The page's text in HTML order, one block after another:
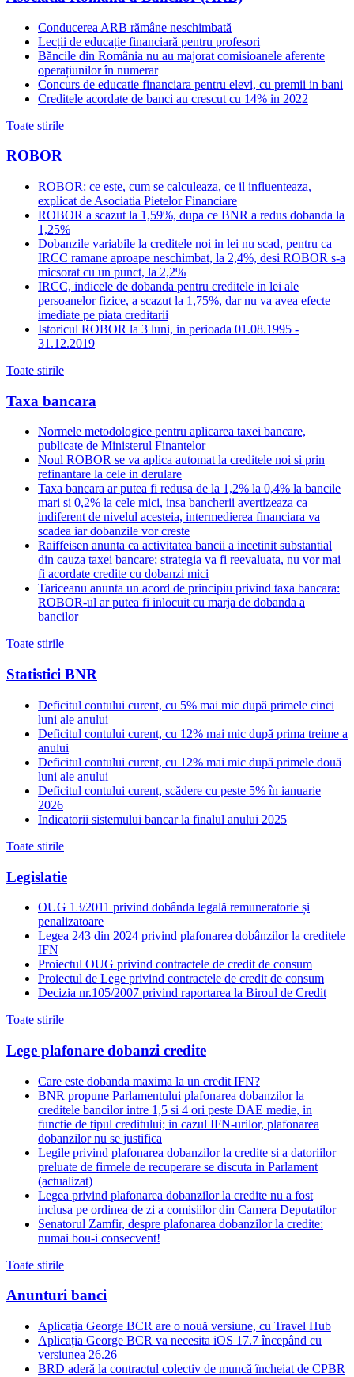
Conducerea ARB rămâne neschimbată
Lecții de educație financiară pentru profesori
Băncile din România nu au majorat comisioanele aferente
operațiunilor în numerar
Concurs de educatie financiara pentru elevi, cu premii in bani
Creditele acordate de banci au crescut cu 14% in 2022
Toate stirile
ROBOR
ROBOR: ce este, cum se calculeaza, ce il influenteaza,
explicat de Asociatia Pietelor Financiare
ROBOR a scazut la 1,59%, dupa ce BNR a redus dobanda la
1,25%
Dobanzile variabile la creditele noi in lei nu scad, pentru ca
IRCC ramane aproape neschimbat, la 2,4%, desi ROBOR s-a
micsorat cu un punct, la 2,2%
IRCC, indicele de dobanda pentru creditele in lei ale
persoanelor fizice, a scazut la 1,75%, dar nu va avea efecte
imediate pe piata creditarii
Istoricul ROBOR la 3 luni, in perioada 01.08.1995 -
31.12.2019
Toate stirile
Taxa bancara
Normele metodologice pentru aplicarea taxei bancare,
publicate de Ministerul Finantelor
Noul ROBOR se va aplica automat la creditele noi si prin
refinantare la cele in derulare
Taxa bancara ar putea fi redusa de la 1,2% la 0,4% la bancile
mari si 0,2% la cele mici, insa bancherii avertizeaza ca
indiferent de nivelul acesteia, intermedierea financiara va
scadea iar dobanzile vor creste
Raiffeisen anunta ca activitatea bancii a incetinit substantial
din cauza taxei bancare; strategia va fi reevaluata, nu vor mai
fi acordate credite cu dobanzi mici
Tariceanu anunta un acord de principiu privind taxa bancara:
ROBOR-ul ar putea fi inlocuit cu marja de dobanda a
bancilor
Toate stirile
Statistici BNR
Deficitul contului curent, cu 5% mai mic după primele cinci
luni ale anului
Deficitul contului curent, cu 12% mai mic după prima treime a
anului
Deficitul contului curent, cu 12% mai mic după primele două
luni ale anului
Deficitul contului curent, scădere cu peste 5% în ianuarie
2026
Indicatorii sistemului bancar la finalul anului 2025
Toate stirile
Legislatie
OUG 13/2011 privind dobânda legală remuneratorie și
penalizatoare
Legea 243 din 2024 privind plafonarea dobânzilor la creditele
IFN
Proiectul OUG privind contractele de credit de consum
Proiectul de Lege privind contractele de credit de consum
Decizia nr.105/2007 privind raportarea la Biroul de Credit
Toate stirile
Lege plafonare dobanzi credite
Care este dobanda maxima la un credit IFN?
BNR propune Parlamentului plafonarea dobanzilor la
creditele bancilor intre 1,5 si 4 ori peste DAE medie, in
functie de tipul creditului; in cazul IFN-urilor, plafonarea
dobanzilor nu se justifica
Legile privind plafonarea dobanzilor la credite si a datoriilor
preluate de firmele de recuperare se discuta in Parlament
(actualizat)
Legea privind plafonarea dobanzilor la credite nu a fost
inclusa pe ordinea de zi a comisiilor din Camera Deputatilor
Senatorul Zamfir, despre plafonarea dobanzilor la credite:
numai bou-i consecvent!
Toate stirile
Anunturi banci
Aplicația George BCR are o nouă versiune, cu Travel Hub
Aplicația George BCR va necesita iOS 17.7 începând cu
versiunea 26.26
BRD aderă la contractul colectiv de muncă încheiat de CPBR